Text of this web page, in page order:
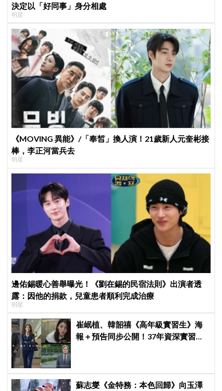
決定以「好同事」身分相處
明星
《MOVING 異能》/「奉皙」換人演！21歲新人元奎彬接
棒，李正河當兵去
明星
邊佑錫暖心善舉曝光！《劉在錫的民宿法則》出演者透
露：因他的捐款，兒童患者順利完成治療
明星
崔岷植、韓韶禧《高年級實習生》海
報＋預告同步公開！37年資深實習生
蘇志燮《金特務：本色回歸》向玉澤